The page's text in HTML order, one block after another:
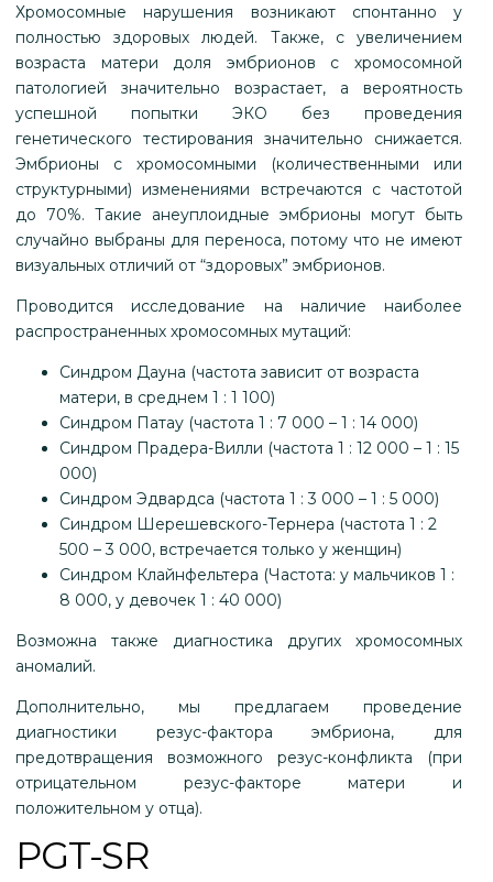
Хромосомные нарушения возникают спонтанно у
полностью здоровых людей. Также, с увеличением
возраста матери доля эмбрионов с хромосомной
патологией значительно возрастает, а вероятность
успешной попытки ЭКО без проведения
генетического тестирования значительно снижается.
Эмбрионы с хромосомными (количественными или
структурными) изменениями встречаются с частотой
до 70%. Такие анеуплоидные эмбрионы могут быть
случайно выбраны для переноса, потому что не имеют
визуальных отличий от “здоровых” эмбрионов.
Проводится исследование на наличие наиболее
распространенных хромосомных мутаций:
Синдром Дауна (частота зависит от возраста
матери, в среднем 1 : 1 100)
Синдром Патау (частота 1 : 7 000 – 1 : 14 000)
Синдром Прадера-Вилли (частота 1 : 12 000 – 1 : 15
000)
Синдром Эдвардса (частота 1 : 3 000 – 1 : 5 000)
Синдром Шерешевского-Тернера (частота 1 : 2
500 – 3 000, встречается только у женщин)
Синдром Клайнфельтера (Частота: у мальчиков 1 :
8 000, у девочек 1 : 40 000)
Возможна также диагностика других хромосомных
аномалий.
Дополнительно, мы предлагаем проведение
диагностики резус-фактора эмбриона, для
предотвращения возможного резус-конфликта (при
отрицательном резус-факторе матери и
положительном у отца).
PGT-SR